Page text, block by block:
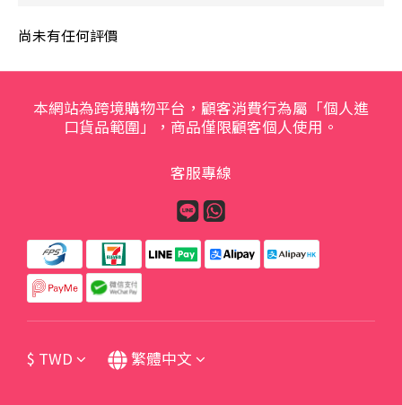
尚未有任何評價
本網站為跨境購物平台，顧客消費行為屬「個人進
口貨品範圍」，商品僅限顧客個人使用。
客服專線
$ TWD 繁體中文